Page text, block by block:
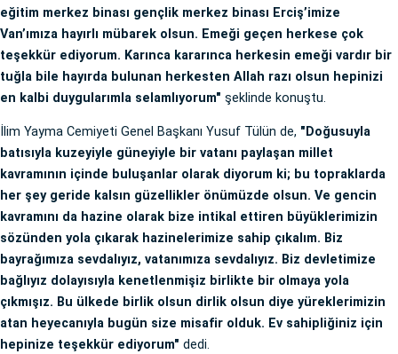
eğitim merkez binası gençlik merkez binası Erciş’imize
Van’ımıza hayırlı mübarek olsun. Emeği geçen herkese çok
teşekkür ediyorum. Karınca kararınca herkesin emeği vardır bir
tuğla bile hayırda bulunan herkesten Allah razı olsun hepinizi
en kalbi duygularımla selamlıyorum" şeklinde konuştu.
İlim Yayma Cemiyeti Genel Başkanı Yusuf Tülün de, "Doğusuyla
batısıyla kuzeyiyle güneyiyle bir vatanı paylaşan millet
kavramının içinde buluşanlar olarak diyorum ki; bu topraklarda
her şey geride kalsın güzellikler önümüzde olsun. Ve gencin
kavramını da hazine olarak bize intikal ettiren büyüklerimizin
sözünden yola çıkarak hazinelerimize sahip çıkalım. Biz
bayrağımıza sevdalıyız, vatanımıza sevdalıyız. Biz devletimize
bağlıyız dolayısıyla kenetlenmişiz birlikte bir olmaya yola
çıkmışız. Bu ülkede birlik olsun dirlik olsun diye yüreklerimizin
atan heyecanıyla bugün size misafir olduk. Ev sahipliğiniz için
hepinize teşekkür ediyorum" dedi.